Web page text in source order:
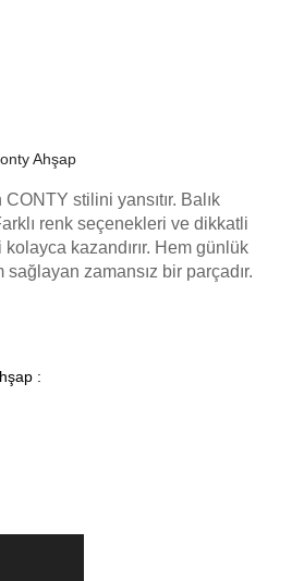
Ahşap
stilini yansıtır. Balık
renk seçenekleri ve dikkatli
kazandırır. Hem günlük
zamansız bir parçadır.
: